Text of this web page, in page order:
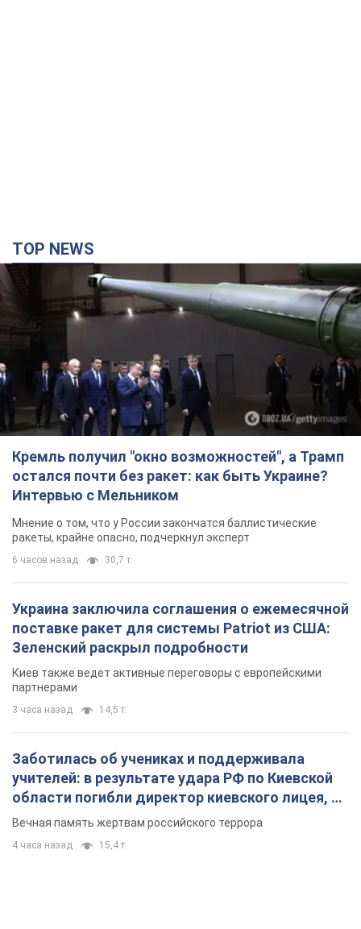
TOP NEWS
Кремль получил "окно возможностей", а Трамп
остался почти без ракет: как быть Украине?
Интервью с Мельником
Мнение о том, что у России закончатся баллистические
ракеты, крайне опасно, подчеркнул эксперт
6 часов назад 30,7 т.
Украина заключила соглашения о ежемесячной
поставке ракет для системы Patriot из США:
Зеленский раскрыл подробности
Киев также ведет активные переговоры с европейскими
партнерами
3 часа назад 14,5 т.
Заботилась об учениках и поддерживала
учителей: в результате удара РФ по Киевской
области погибли директор киевского лицея, её
муж и внук
Вечная память жертвам российского террора
4 часа назад 15,4 т.